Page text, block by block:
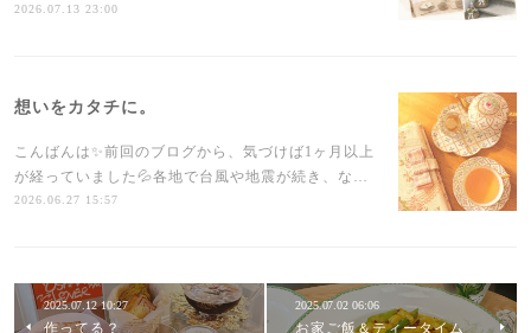
2026.07.13 23:00
想いをカタチに。
こんばんは✨前回のブログから、気づけば1ヶ月以上
が経っていました💦各地で台風や地震が続き、な…
2026.06.27 15:57
2025.07.12 10:27
作ってる？
2025.07.02 06:06
お家ご飯＆ティータイム